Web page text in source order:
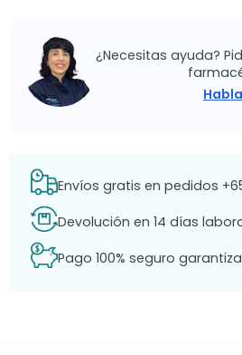
¿Necesitas ayuda?
Envíos gratis en pedidos
Devolución en 14 días
Pago 100% seguro